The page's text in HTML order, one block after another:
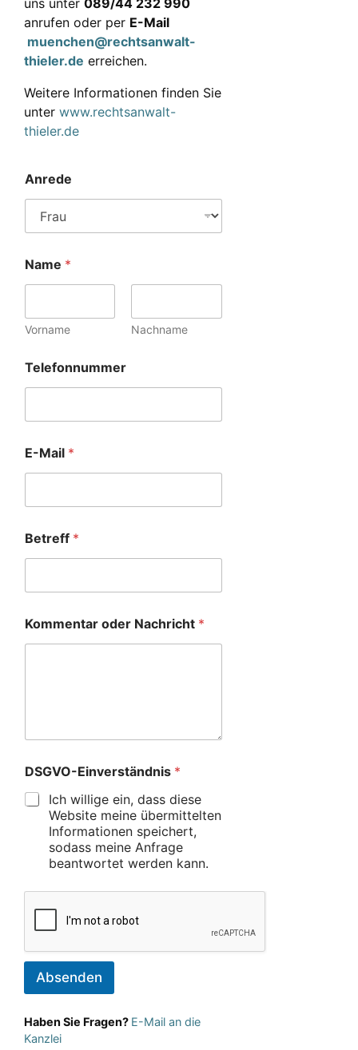
uns unter 089/44 232 990
anrufen oder per E-Mail
muenchen@rechtsanwalt-
thieler.de erreichen.
Weitere Informationen finden Sie
unter www.rechtsanwalt-
thieler.de
Anrede
Name *
Vorname Nachname
Telefonnummer
E-Mail *
Betreff *
Kommentar oder Nachricht *
DSGVO-Einverständnis *
Ich willige ein, dass diese
Website meine übermittelten
Informationen speichert,
sodass meine Anfrage
beantwortet werden kann.
Absenden
Haben Sie Fragen? E-Mail an die
Kanzlei